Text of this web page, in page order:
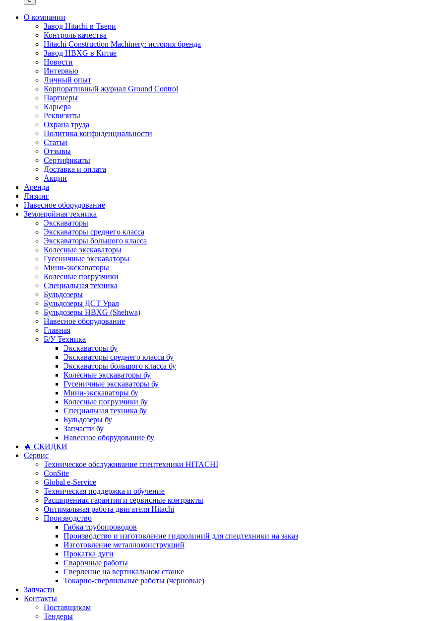
О компании
Завод Hitachi в Твери
Контроль качества
Hitachi Construction Machinery: история бренда
Завод HBXG в Китае
Новости
Интервью
Личный опыт
Корпоративный журнал Ground Control
Партнеры
Карьера
Реквизиты
Охрана труда
Политика конфиденциальности
Статьи
Отзывы
Сертификаты
Доставка и оплата
Акции
Аренда
Лизинг
Навесное оборудование
Землеройная техника
Экскаваторы
Экскаваторы среднего класса
Экскаваторы большого класса
Колесные экскаваторы
Гусеничные экскаваторы
Мини-экскаваторы
Колесные погрузчики
Специальная техника
Бульдозеры
Бульдозеры ДСТ Урал
Бульдозеры HBXG (Shehwa)
Навесное оборудование
Главная
Б/У Техника
Экскаваторы бу
Экскаваторы среднего класса бу
Экскаваторы большого класса бу
Колесные экскаваторы бу
Гусеничные экскаваторы бу
Мини-экскаваторы бу
Колесные погрузчики бу
Специальная техника бу
Бульдозеры бу
Запчасти бу
Навесное оборудование бу
🔥 СКИДКИ
Сервис
Техническое обслуживание спецтехники HITACHI
ConSite
Global e-Service
Техническая поддержка и обучение
Расширенная гарантия и сервисные контракты
Оптимальная работа двигателя Hitachi
Производство
Гибка трубопроводов
Производство и изготовление гидролиний для спецтехники на заказ
Изготовление металлоконструкций
Прокатка дуги
Сварочные работы
Сверление на вертикальном станке
Токарно-сверлильные работы (черновые)
Запчасти
Контакты
Поставщикам
Тендеры